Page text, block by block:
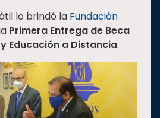
lo brindó la Fundación
Primera Entrega de Beca
Educación a Distancia.